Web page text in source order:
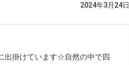
2024年3月24日
出掛けています☆自然の中で四